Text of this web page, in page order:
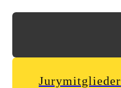
Jurymitglieder